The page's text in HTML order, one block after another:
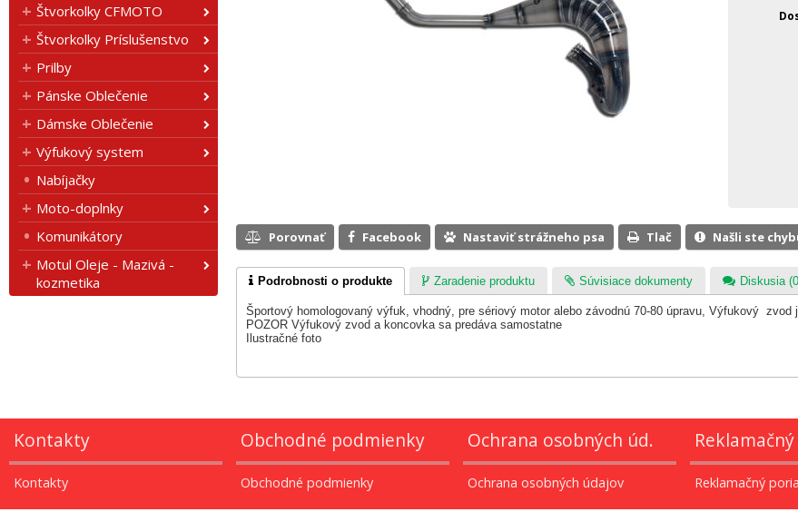
Štvorkolky CFMOTO
Štvorkolky Príslušenstvo
Prilby
Pánske Oblečenie
Dámske Oblečenie
Výfukový system
Nabíjačky
Moto-doplnky
Komunikátory
Motul Oleje - Mazivá -
kozmetika
Porovnať Facebook Nastaviť strážneho psa Tlač Našli ste
Podrobnosti o produkte Zaradenie produktu Súvisiace dokumenty Diskusia
Športový homologovaný výfuk, vhodný, pre sériový motor alebo závodnú 70-80 úpravu, Výfukový
POZOR Výfukový zvod a koncovka sa predáva samostatne
Ilustračné foto
Kontakty
Kontakty
Obchodné podmienky
Obchodné podmienky
Ochrana osobných úd.
Ochrana osobných údajov Reklamačný